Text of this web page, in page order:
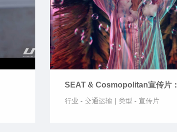
SEAT & Cosmopolitan宣传片：
Horoscope
行业 - 交通运输 | 类型 - 宣传片